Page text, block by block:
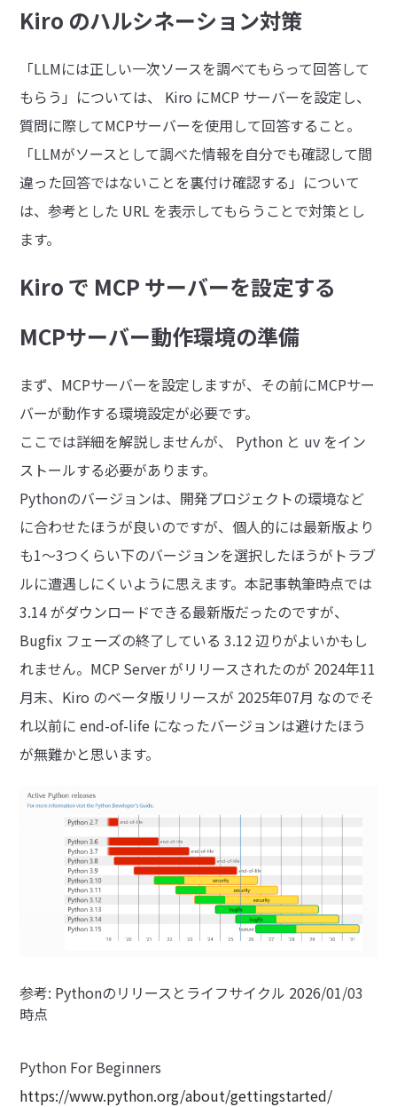
Kiro のハルシネーション対策
「LLMには正しい一次ソースを調べてもらって回答して
もらう」については、 Kiro にMCP サーバーを設定し、
質問に際してMCPサーバーを使用して回答すること。
「LLMがソースとして調べた情報を自分でも確認して間
違った回答ではないことを裏付け確認する」について
は、参考とした URL を表示してもらうことで対策とし
ます。
Kiro で MCP サーバーを設定する
MCPサーバー動作環境の準備
まず、MCPサーバーを設定しますが、その前にMCPサー
バーが動作する環境設定が必要です。
ここでは詳細を解説しませんが、 Python と uv をイン
ストールする必要があります。
Pythonのバージョンは、開発プロジェクトの環境など
に合わせたほうが良いのですが、個人的には最新版より
も1～3つくらい下のバージョンを選択したほうがトラブ
ルに遭遇しにくいように思えます。本記事執筆時点では
3.14 がダウンロードできる最新版だったのですが、
Bugfix フェーズの終了している 3.12 辺りがよいかもし
れません。MCP Server がリリースされたのが 2024年11
月末、Kiro のベータ版リリースが 2025年07月 なのでそ
れ以前に end-of-life になったバージョンは避けたほう
が無難かと思います。
参考: Pythonのリリースとライフサイクル 2026/01/03
時点
Python For Beginners
https://www.python.org/about/gettingstarted/